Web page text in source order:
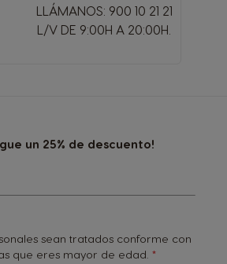
LLÁMANOS: 900 10 21 21
L/V DE 9:00H A 20:00H.
un 25% de descuento!
sean tratados conforme con
que eres mayor de edad.